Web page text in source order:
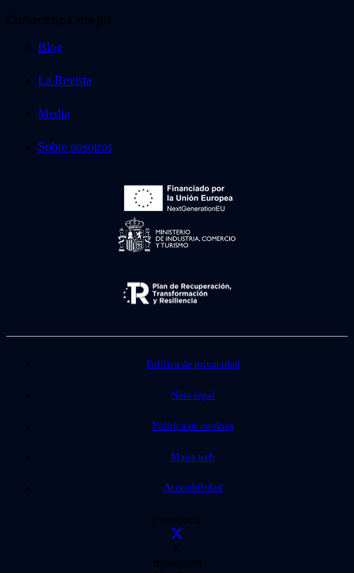
Conócenos mejor
Blog
La Revista
Media
Sobre nosotros
Política de privacidad
Nota legal
Política de cookies
Mapa web
Accesibilidad
Facebook
X
Instagram